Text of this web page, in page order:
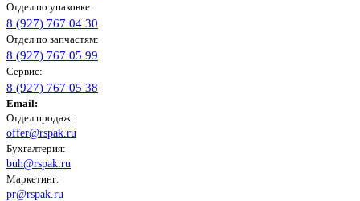
Отдел по упаковке:
8 (927) 767 04 30
Отдел по запчастям:
8 (927) 767 05 99
Сервис:
8 (927) 767 05 38
Email:
Отдел продаж:
offer@rspak.ru
Бухгалтерия:
buh@rspak.ru
Маркетинг:
pr@rspak.ru